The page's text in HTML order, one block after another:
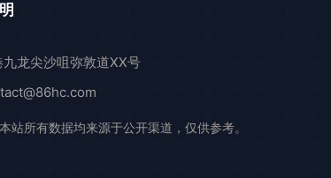
九龙尖沙咀弥敦道XX号
本站所有数据均来源于公开渠道，仅供参考。